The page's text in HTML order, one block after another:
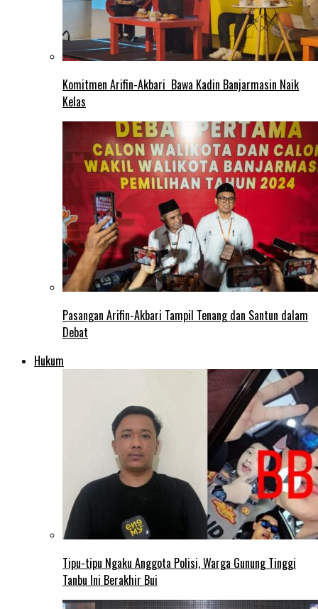
Komitmen Arifin-Akbari Bawa Kadin Banjarmasin Naik
Kelas
Pasangan Arifin-Akbari Tampil Tenang dan Santun dalam
Debat
Hukum
Tipu-tipu Ngaku Anggota Polisi, Warga Gunung Tinggi
Tanbu Ini Berakhir Bui